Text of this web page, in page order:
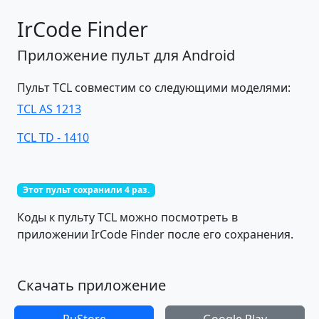
IrCode Finder
Приложение пульт для Android
Пульт TCL совместим со следующими моделями:
TCL AS 1213
TCL TD - 1410
Этот пульт сохранили 4 раз.
Коды к пульту TCL можно посмотреть в
приложении IrCode Finder после его сохранения.
Скачать приложение